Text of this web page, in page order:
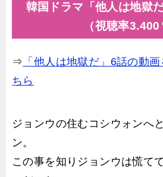
韓国ドラマ「他人は地獄
（視聴率3.400
⇒ 「他人は地獄だ」6話の動
ちら
ジョンウの住むコシウォンへ
ン。
この事を知りジョンウは慌て